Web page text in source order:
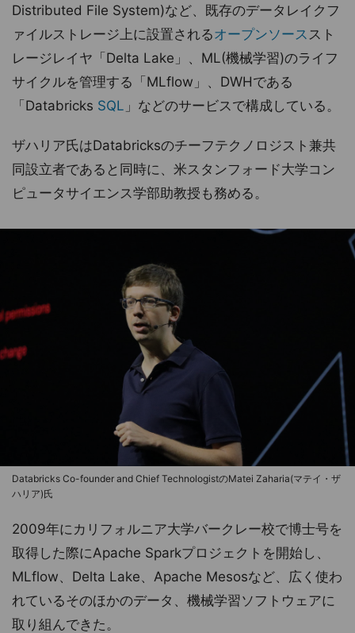
Distributed File System)など、既存のデータレイクフ
ァイルストレージ上に設置されるオープンソーススト
レージレイヤ「Delta Lake」、ML(機械学習)のライフ
サイクルを管理する「MLflow」、DWHである
「Databricks SQL 」などのサービスで構成している。
ザハリア氏はDatabricksのチーフテクノロジスト兼共
同設立者であると同時に、米スタンフォード大学コン
ピュータサイエンス学部助教授も務める。
Databricks Co-founder and Chief TechnologistのMatei Zaharia(マテイ・ザ
ハリア)氏
2009年にカリフォルニア大学バークレー校で博士号を
取得した際にApache Sparkプロジェクトを開始し、
MLflow、Delta Lake、Apache Mesosなど、広く使わ
れているそのほかのデータ、機械学習ソフトウェアに
取り組んできた。